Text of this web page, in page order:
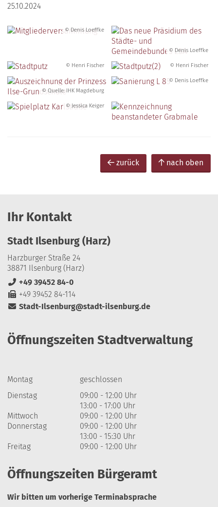
25.10.2024
© Denis Loeffke
© Denis Loeffke
© Henri Fischer © Henri Fischer
© Quelle: IHK Magdeburg
© Denis Loeffke
© Jessica Keiger
zurück nach oben
Ihr Kontakt
Stadt Ilsenburg (Harz)
Harzburger Straße 24
38871 Ilsenburg (Harz)
+49 39452 84-0
+49 39452 84-114
Stadt-Ilsenburg@stadt-ilsenburg.de
Öffnungszeiten Stadtverwaltung
Montag
geschlossen
Dienstag
09:00 - 12:00 Uhr
13:00 - 17:00 Uhr
Mittwoch
09:00 - 12:00 Uhr
Donnerstag
09:00 - 12:00 Uhr
13:00 - 15:30 Uhr
Freitag
09:00 - 12:00 Uhr
Öffnungszeiten Bürgeramt
Wir bitten um vorherige Terminabsprache